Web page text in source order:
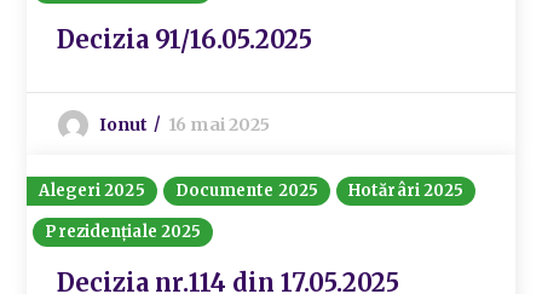
Decizia 91/16.05.2025
Ionut 16 mai 2025
Alegeri 2025 Documente 2025
Hotărâri 2025
Prezidențiale 2025
Decizia nr.114 din 17.05.2025